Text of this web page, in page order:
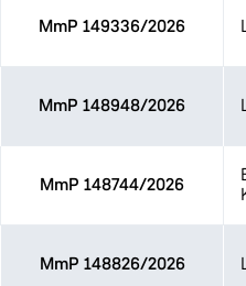
MmP 149336/2026
MmP 148948/2026
MmP 148744/2026
MmP 148826/2026